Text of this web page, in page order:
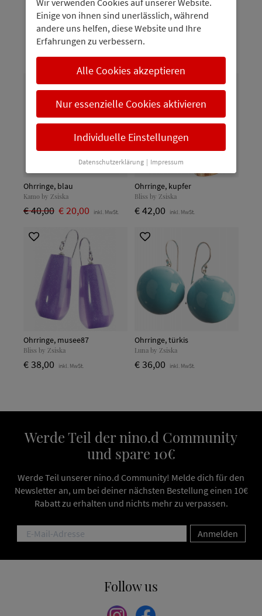
Personen interessieren sich auch
dafür
Ohrringe, blau
Kamo by Zsiska
€ 40,00 € 20,00 inkl. MwSt.
Ohrringe, kupfer
Bliss by Zsiska
€ 42,00 inkl. MwSt.
Ohrringe, musee87
Bliss by Zsiska
€ 38,00 inkl. MwSt.
Ohrringe, türkis
Luna by Zsiska
€ 36,00 inkl. MwSt.
Werde Teil der nino.d Community
und spare 10€
Werde Teil unserer nino.d Community! Melde dich für den
Newsletter an, um bei deiner nächsten Bestellung einen 10€
Rabatt zu erhalten und nichts mehr zu verpassen.
Anmelden
Follow us
Wir verwenden Cookies auf unserer Website.
Einige von ihnen sind unerlässlich, während
andere uns helfen, diese Website und Ihre
Erfahrungen zu verbessern.
Alle Cookies akzeptieren
Nur essenzielle Cookies aktivieren
Individuelle Einstellungen
Datenschutzerklärung | Impressum